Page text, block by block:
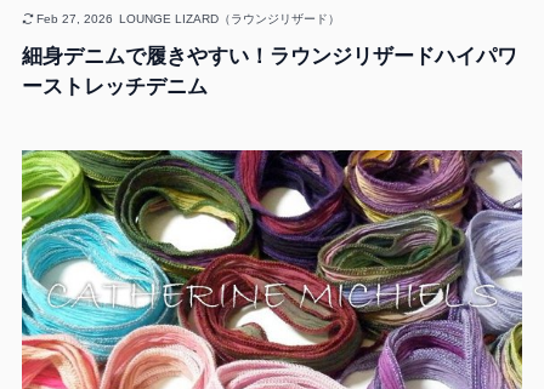
細身デニムで履きやすい！ラウンジリザードハイパワ
ーストレッチデニム
Feb 27, 2026 LOUNGE LIZARD（ラウンジリザード）